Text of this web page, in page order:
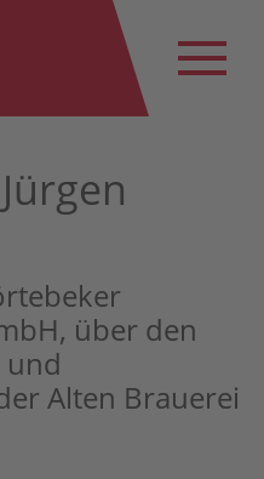
über den
und
Alten Brauerei